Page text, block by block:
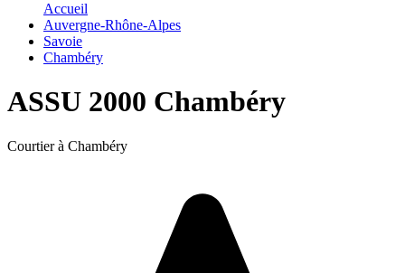
Accueil
Auvergne-Rhône-Alpes
Savoie
Chambéry
ASSU 2000 Chambéry
Courtier à Chambéry